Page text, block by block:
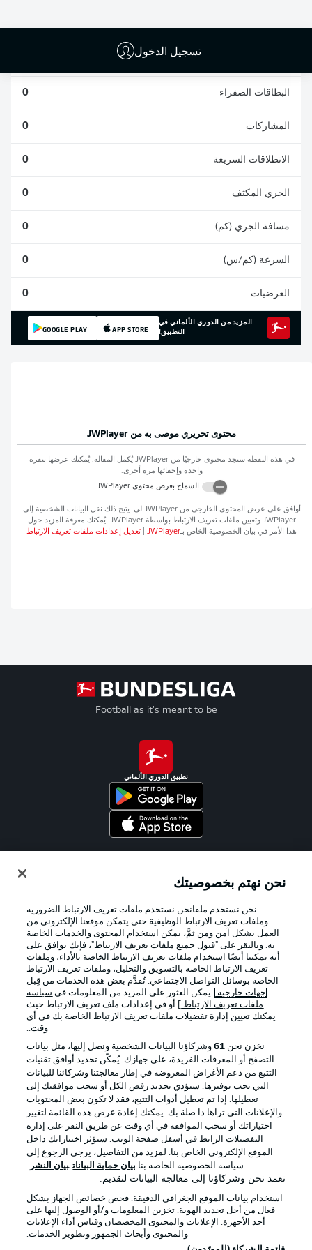
تسجيل الدخول
البطاقات الصفراء 0
المشاركات 0
الانطلاقات السريعة 0
الجري المكثف 0
مسافة الجري (كم) 0
السرعة (كم/س) 0
العرضيات 0
المزيد من الدوري الألماني في
التطبيق!
APP STORE
GOOGLE PLAY
محتوى تحريري موصى به من JWPlayer
في هذه النقطة ستجد محتوى خارجيًا منJWPlayer يُكمل المقالة. يُمكنك عرضها بنقرة
واحدة وإخفائها مرة أخرى.
السماح بعرض محتوىJWPlayer
أوافق على عرض المحتوى الخارجي منJWPlayer لي. يتيح ذلك نقل البيانات الشخصية إلى
JWPlayer وتعيين ملفات تعريف الارتباط بواسطةJWPlayer. يُمكنك معرفة المزيد حول
هذا الأمر في بيان الخصوصية الخاص بـJWPlayer تعديل إعدادات ملفات تعريف الارتباط
Football as it's meant to be
تطبيق الدوري الألماني
الإعلانات الإخطارات القانونية
شروط الاستخدام القنوات الناقلة
الوظائف جهة النشر
تواصل معنا اللاعبون
نحن نهتم بخصوصيتك
نحن نستخدم ملفانحن نستخدم ملفات تعريف الارتباط الضرورية
وملفات تعريف الارتباط الوظيفية حتى يتمكن موقعنا الإلكتروني من
العمل بشكل آمن ومن ثمَّ، يمكن استخدام المحتوى والخدمات الخاصة
به. وبالنقر على "قبول جميع ملفات تعريف الارتباط"، فإنك توافق على
أنه يمكننا أيضًا استخدام ملفات تعريف الارتباط الخاصة بالأداء، وملفات
تعريف الارتباط الخاصة بالتسويق والتحليل، وملفات تعريف الارتباط
الخاصة بوسائل التواصل الاجتماعي. تُقدَّم بعض هذه الخدمات من قِبل
جهات خارجية . يمكن العثور على المزيد من المعلومات في سياسة
ملفات تعريف الارتباط
] أو في إعدادات ملف تعريف الارتباط حيث
يمكنك تعيين إدارة تفضيلات ملفات تعريف الارتباط الخاصة بك في أي
وقت..
نخزن نحن 61وشركاؤنا البيانات الشخصية ونصل إليها، مثل بيانات
التصفح أو المعرفات الفريدة، على جهازك. يُمكّن تحديد أوافق تقنيات
التتبع من دعم الأغراض المعروضة في إطار معالجتنا وشركائنا للبيانات
التي يجب توفيرها. سيؤدي تحديد رفض الكل أو سحب موافقتك إلى
تعطيلها. إذا تم تعطيل أدوات التتبع، فقد لا تكون بعض المحتويات
والإعلانات التي تراها ذا صلة بك. يمكنك إعادة عرض هذه القائمة لتغيير
اختياراتك أو سحب الموافقة في أي وقت عن طريق النقر على إدارة
التفضيلات الرابط في أسفل صفحة الويب. ستؤثر اختياراتك داخل
الموقع الإلكتروني الخاص بنا. لمزيد من التفاصيل، يرجى الرجوع إلى
سياسة الخصوصية الخاصة بنا.بيان حماية البيانات بيان النشر
نعمد نحن وشركاؤنا إلى معالجة البيانات لتقديم:
استخدام بيانات الموقع الجغرافي الدقيقة. فحص خصائص الجهاز بشكل
فعال من أجل تحديد الهوية. تخزين المعلومات و/أو الوصول إليها على
أحد الأجهزة. الإعلانات والمحتوى المخصصان وقياس أداء الإعلانات
والمحتوى وأبحاث الجمهور وتطوير الخدمات.